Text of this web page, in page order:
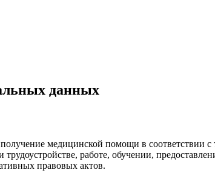
данных
медицинской помощи в соответствии
работе, обучении,
правовых актов.